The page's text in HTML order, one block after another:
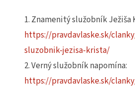
1. Znamenitý služobník Ježiša
https://pravdavlaske.sk/
sluzobnik-jezisa-krista/
2. Verný služobník napomína:
https://pravdavlaske.sk/